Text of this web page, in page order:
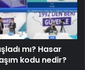
mı? Hasar
kodu nedir?